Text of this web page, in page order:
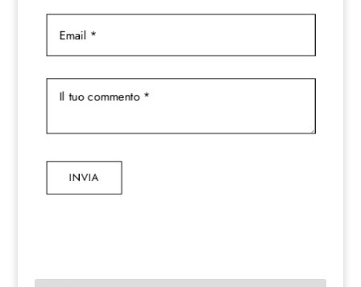
INVIA